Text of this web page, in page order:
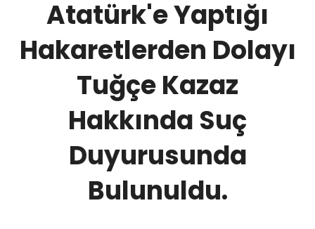
Atatürk'e Yaptığı
Hakaretlerden Dolayı
Tuğçe Kazaz
Hakkında Suç
Duyurusunda
Bulunuldu.